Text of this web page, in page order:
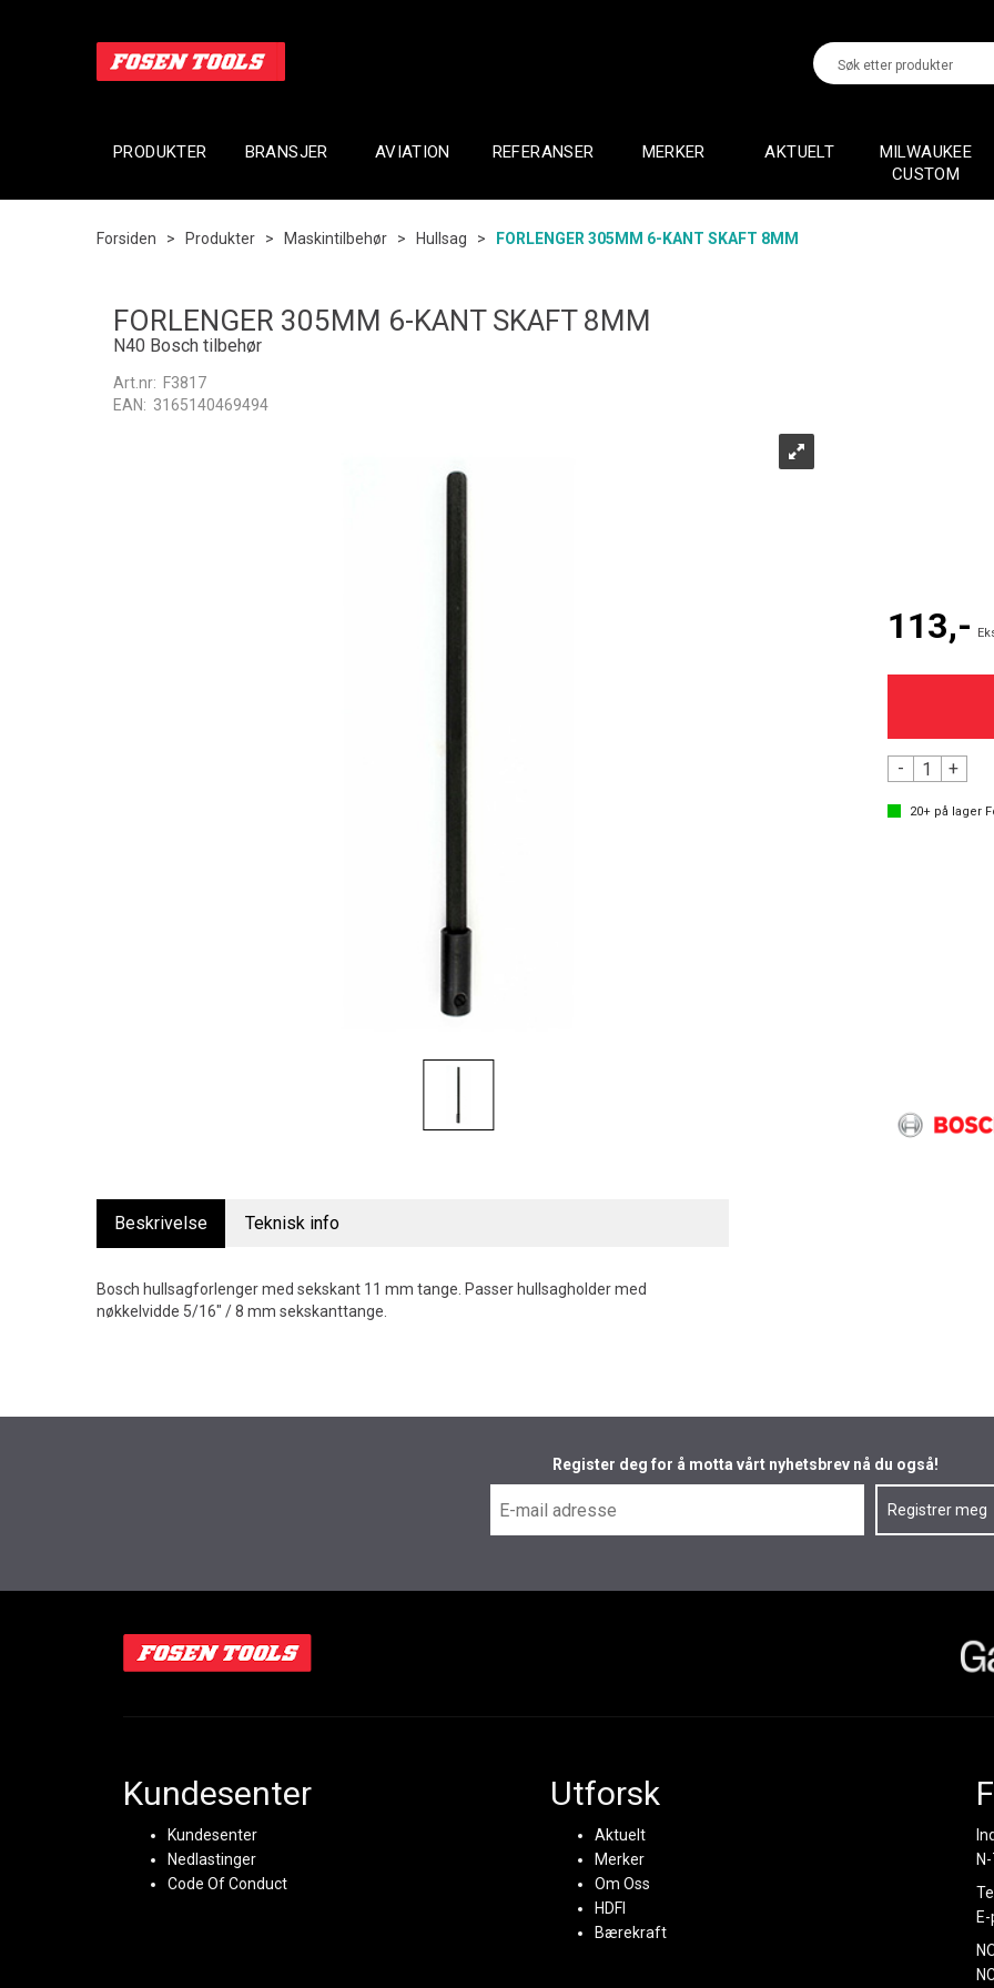
PRODUKTER BRANSJER AVIATION REFERANSER MERKER AKTUELT
MILWAUKEE
CUSTOM
Forsiden > Produkter > Maskintilbehør > Hullsag > FORLENGER 305MM 6-KANT SKAFT 8MM
FORLENGER 305MM 6-KANT SKAFT 8MM
N40 Bosch tilbehør
Art.nr: F3817
EAN: 3165140469494
113,-
- +
20+på lager
Beskrivelse Teknisk info
Bosch hullsagforlenger med sekskant 11 mm tange. Passer hullsagholder med
nøkkelvidde 5/16" / 8 mm sekskanttange.
Register deg for å motta vårt nyhetsbrev nå du også!
Kundesenter
Kundesenter
Nedlastinger
Code Of Conduct
Utforsk
Aktuelt
Merker
Om Oss
HDFI
Bærekraft